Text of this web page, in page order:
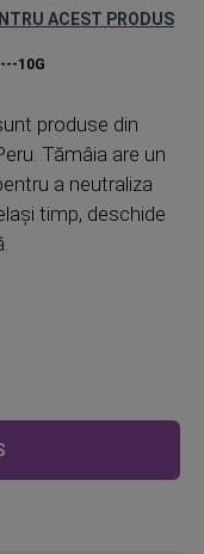
ACEST PRODUS
10G
produse din
Tămâia are un
a neutraliza
timp, deschide